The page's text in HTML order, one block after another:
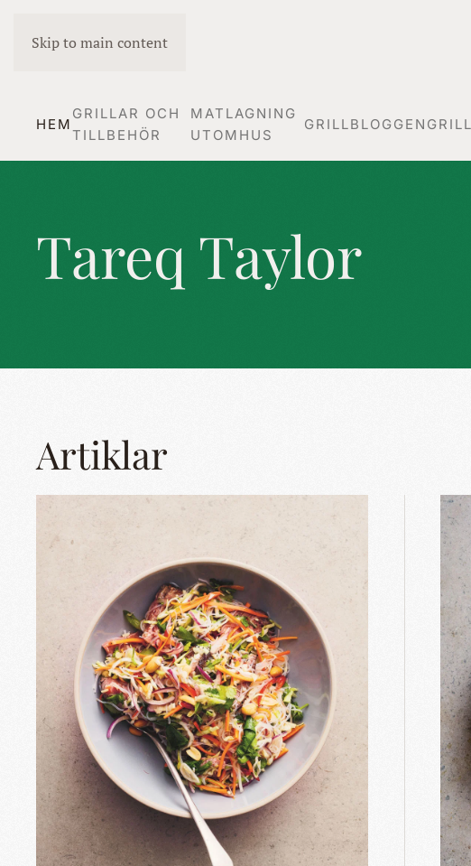
Skip to main content
HEM
GRILLAR OCH
TILLBEHÖR
MATLAGNING
UTOMHUS
GRILLBLOGGEN
Tareq Taylor
Artiklar